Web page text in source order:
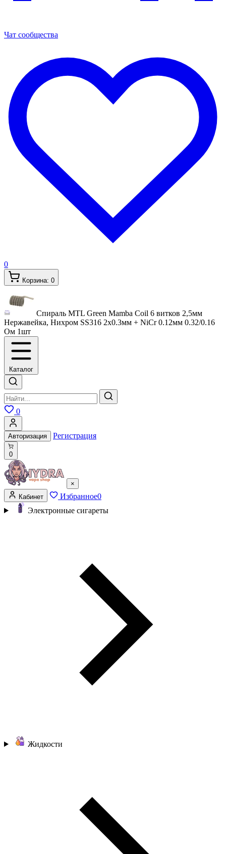
Чат сообщества
0
Корзина: 0
Спираль MTL Green Mamba Coil 6 витков 2,5мм
Нержавейка, Нихром SS316 2x0.3мм + NiCr 0.12мм 0.32/0.16
Ом 1шт
Каталог
0
Авторизация Регистрация
0
×
Кабинет
Избранное0
Электронные сигареты
Жидкости